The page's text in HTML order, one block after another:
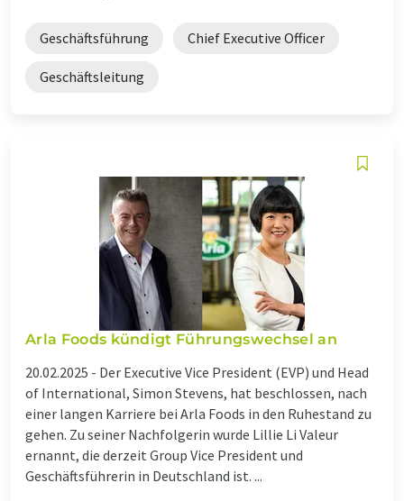
Geschäftsführung Chief Executive Officer
Geschäftsleitung
Arla Foods kündigt Führungswechsel an
20.02.2025 - Der Executive Vice President (EVP) und Head
of International, Simon Stevens, hat beschlossen, nach
einer langen Karriere bei Arla Foods in den Ruhestand zu
gehen. Zu seiner Nachfolgerin wurde Lillie Li Valeur
ernannt, die derzeit Group Vice President und
Geschäftsführerin in Deutschland ist. ...